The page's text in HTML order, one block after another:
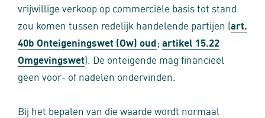
vrijwillige verkoop op commerciële basis tot stand
zou komen tussen redelijk handelende partijen (art.
40b Onteigeningswet (Ow) oud; artikel 15.22
Omgevingswet). De onteigende mag financieel
geen voor- of nadelen ondervinden.
Bij het bepalen van die waarde wordt normaal